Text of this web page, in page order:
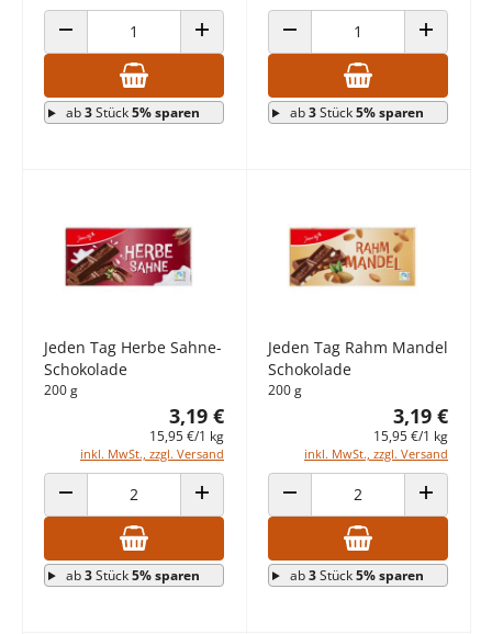
ANZAHL VERRINGERN ANZAHL ERHÖHEN
ab3Stück5% sparen
ANZAHL VERRINGERN ANZAHL
ab3Stück5% sparen
Jeden Tag Herbe Sahne-
Schokolade
200 g
3,19 €
15,95 €/1 kg
inkl. MwSt., zzgl. Versand
ANZAHL VERRINGERN ANZAHL ERHÖHEN
ab3Stück5% sparen
Jeden Tag Rahm Mandel
Schokolade
200 g
3,19 €
15,95 €/1 kg
inkl. MwSt., zzgl. Versand
ANZAHL VERRINGERN ANZAHL
ab3Stück5% sparen